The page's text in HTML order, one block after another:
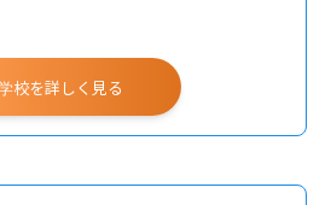
校を詳しく見る